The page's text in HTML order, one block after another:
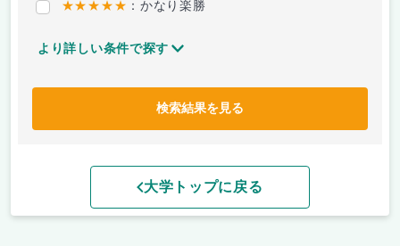
★★★★★ ：かなり楽勝
より詳しい条件で探す
検索結果を見る
大学トップに戻る